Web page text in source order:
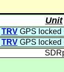
Unit
TRVGPS locked
TRVGPS locked